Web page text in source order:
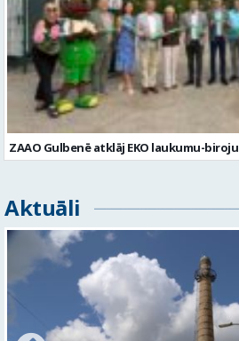
ZAAO Gulbenē atklāj EKO laukumu-biroju
Aktuāli